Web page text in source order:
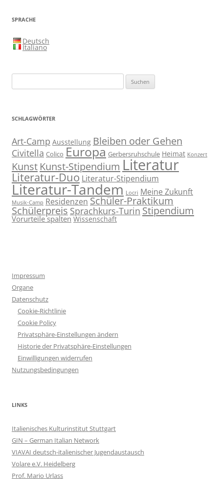
SPRACHE
Deutsch
Italiano
nach:
SCHLAGWÖRTER
Art-Camp Ausstellung Bleiben oder Gehen
Civitella Colico Europa Gerbersruhschule Heimat Konzert
Kunst Kunst-Stipendium Literatur
Literatur-Duo Literatur-Stipendium
Literatur-Tandem Locri Meine Zukunft
Musik-Camp Residenzen Schüler-Praktikum
Schülerpreis Sprachkurs-Turin Stipendium
Vorurteile spalten Wissenschaft
Impressum
Organe
Datenschutz
Cookie-Richtlinie
Cookie Policy
Privatsphäre-Einstellungen ändern
Historie der Privatsphäre-Einstellungen
Einwilligungen widerrufen
Nutzungsbedingungen
LINKS
Italienisches Kulturinstitut Stuttgart
GIN – German Italian Network
VIAVAI deutsch-italienischer Jugendaustausch
Volare e.V. Heidelberg
Prof. Mario Urlass